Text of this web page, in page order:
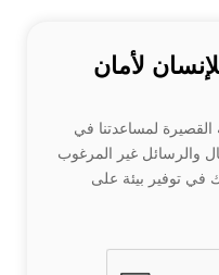
لأمان
لمساعدتنا في
والرسائل غير المرغوب
في توفير بيئة على